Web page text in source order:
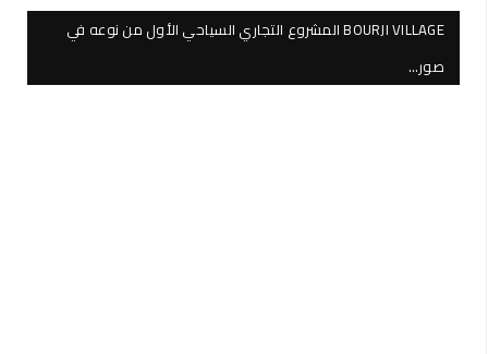
BOURJI VILLAGE المشروع التجاري السياحي الأول من نوعه في
صور…